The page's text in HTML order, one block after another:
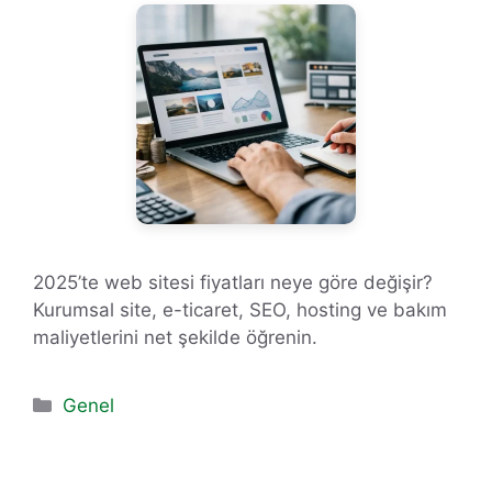
2025’te web sitesi fiyatları neye göre değişir?
Kurumsal site, e-ticaret, SEO, hosting ve bakım
maliyetlerini net şekilde öğrenin.
Kategoriler
Genel